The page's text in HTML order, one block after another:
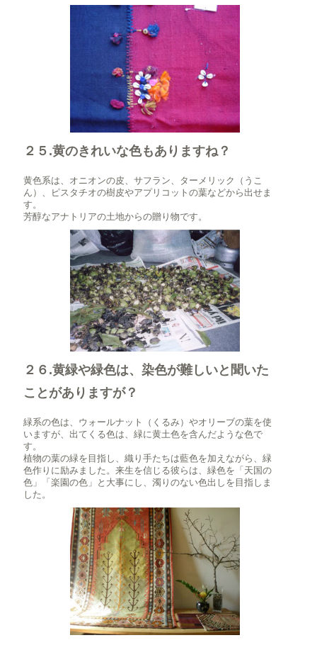
２５.黄のきれいな色もありますね？
黄色系は、オニオンの皮、サフラン、ターメリック（うこ
ん）、ピスタチオの樹皮やアプリコットの葉などから出せま
す。
芳醇なアナトリアの土地からの贈り物です。
２６.黄緑や緑色は、染色が難しいと聞いた
ことがありますが？
緑系の色は、ウォールナット（くるみ）やオリーブの葉を使
いますが、出てくる色は、緑に黄土色を含んだような色で
す。
植物の葉の緑を目指し、織り手たちは藍色を加えながら、緑
色作りに励みました。来生を信じる彼らは、緑色を「天国の
色」「楽園の色」と大事にし、濁りのない色出しを目指しま
した。